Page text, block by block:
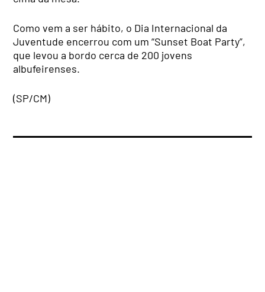
Como vem a ser hábito, o Dia Internacional da
Juventude encerrou com um “Sunset Boat Party”,
que levou a bordo cerca de 200 jovens
albufeirenses.
(SP/CM)